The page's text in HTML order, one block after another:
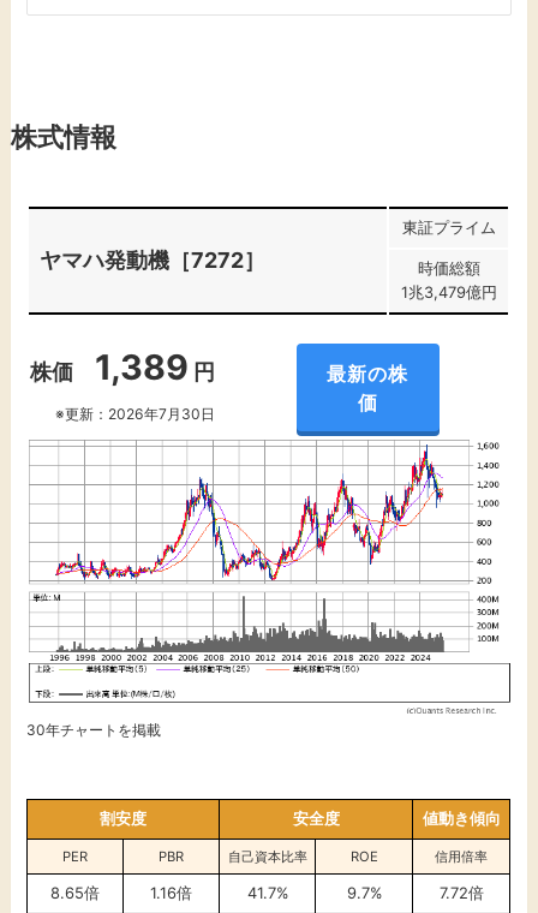
株式情報
ヤマハ発動機［7272］
東証プライム
時価総額
1兆3,479億円
株価 1,389 円
※更新：2026年7月30日
最新の株
価
30年チャートを掲載
割安度 安全度 値動き傾向
PER PBR 自己資本比率 ROE 信用倍率
8.65倍 1.16倍 41.7% 9.7% 7.72倍